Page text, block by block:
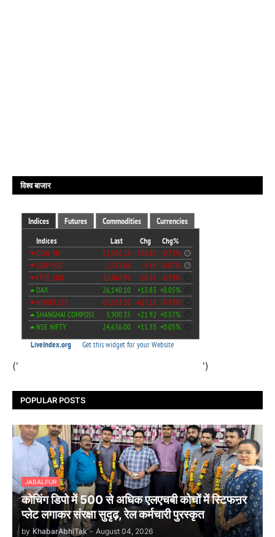
विश्व बाजार
(' ')
POPULAR POSTS
JABALPUR
कोचिंग डिपो में 500 से अधिक एलएचबी कोचों में स्टिफऩर
प्लेट लगाकर संरक्षा सुदृढ़, रेल कर्मचारी पुरस्कृत
by KhabarAbhiTak - August 04, 2026